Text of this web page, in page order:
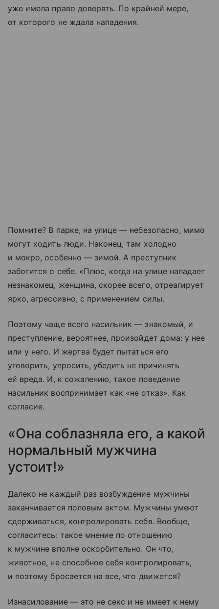
уже имела право доверять. По крайней мере,
от которого не ждала нападения.
Помните? В парке, на улице — небезопасно, мимо
могут ходить люди. Наконец, там холодно
и мокро, особенно — зимой. А преступник
заботится о себе. «Плюс, когда на улице нападает
незнакомец, женщина, скорее всего, отреагирует
ярко, агрессивно, с применением силы.
Поэтому чаще всего насильник — знакомый, и
преступление, вероятнее, произойдет дома: у нее
или у него. И жертва будет пытаться его
уговорить, упросить, убедить не причинять
ей вреда. И, к сожалению, такое поведение
насильник воспринимает как «не отказ». Как
согласие.
«Она соблазняла его, а какой
нормальный мужчина
устоит!»
Далеко не каждый раз возбуждение мужчины
заканчивается половым актом. Мужчины умеют
сдерживаться, контролировать себя. Вообще,
согласитесь: такое мнение по отношению
к мужчине вполне оскорбительно. Он что,
животное, не способное себя контролировать,
и поэтому бросается на все, что движется?
Изнасилование — это не секс и не имеет к нему